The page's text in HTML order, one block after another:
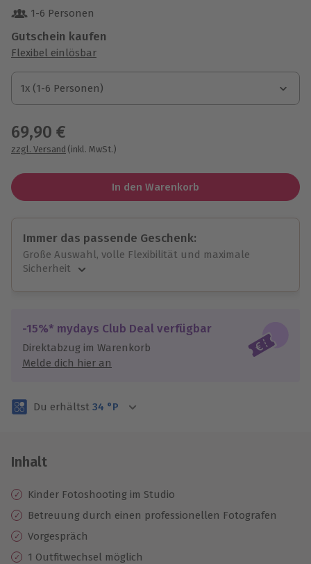
1-6 Personen
Gutschein kaufen
Flexibel einlösbar
1x (1-6 Personen)
1x (1-6 Personen)
1x (1-6 Personen)
69,90 €
zzgl. Versand (inkl. MwSt.)
In den Warenkorb
Immer das passende Geschenk:
Große Auswahl, volle Flexibilität und maximale
Sicherheit
Jeder Gutschein für alle Erlebnisse einlösbar.
Maximale Sicherheit
3 Jahre gültig & verlängerbar.
-15%* mydays Club Deal verfügbar
Direktabzug im Warenkorb
Melde dich hier an
Du erhältst 34 °P
Inhalt
Kinder Fotoshooting im Studio
Betreuung durch einen professionellen Fotografen
Vorgespräch
1 Outfitwechsel möglich